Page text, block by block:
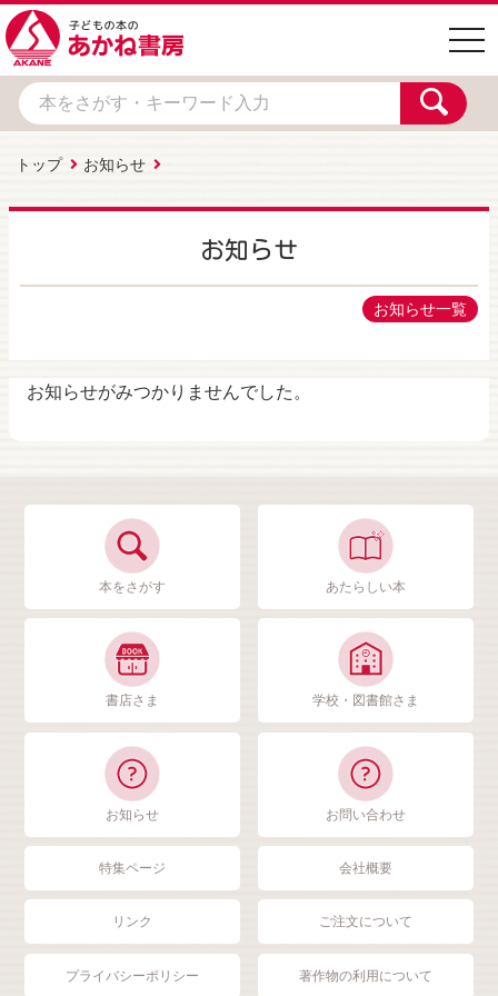
トップ お知らせ
お知らせ
お知らせ一覧
お知らせがみつかりませんでした。
本をさがす あたらしい本
書店さま 学校・図書館さま
お知らせ お問い合わせ
特集ページ 会社概要
リンク ご注文について
プライバシーポリシー 著作物の利用について